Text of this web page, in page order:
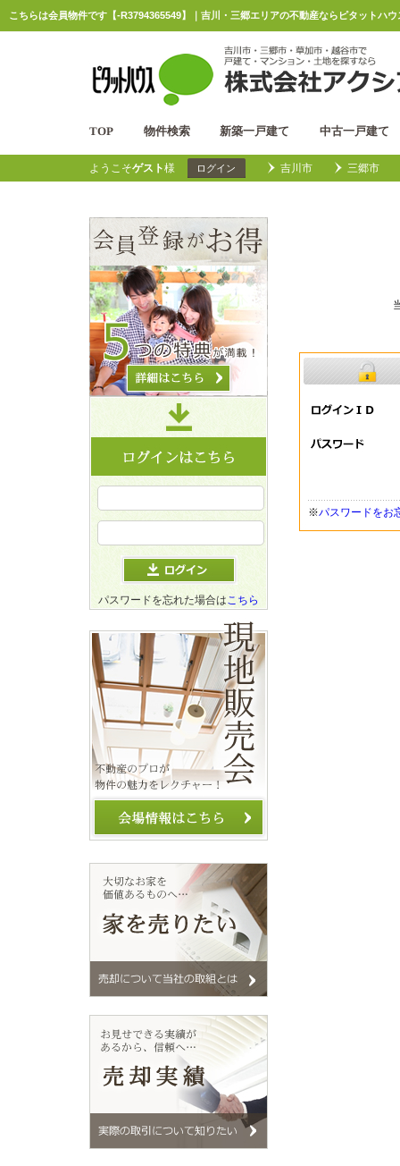
こちらは会員物件です【-R3794365549】｜吉川・三郷エリアの不動産ならピタットハ
TOP 物件検索 新築一戸建て 中古一戸建て
ようこそゲスト様 ログイン 吉川市 三郷市
※パスワードをお
パスワードを忘れた場合はこちら